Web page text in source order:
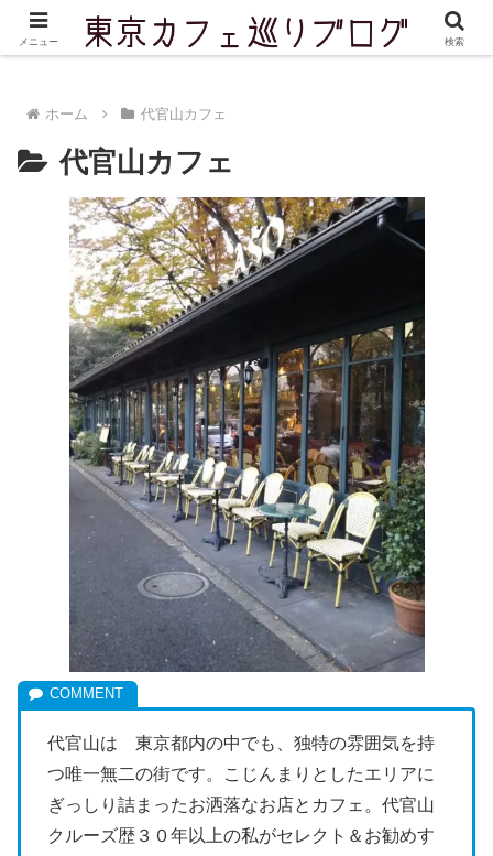
東京を中心に実際に訪問したカフェをご紹介しています
ホーム 代官山カフェ
代官山カフェ
代官山は 東京都内の中でも、独特の雰囲気を持
つ唯一無二の街です。こじんまりとしたエリアに
ぎっしり詰まったお洒落なお店とカフェ。代官山
クルーズ歴３０年以上の私がセレクト＆お勧めす
メニュー 検索